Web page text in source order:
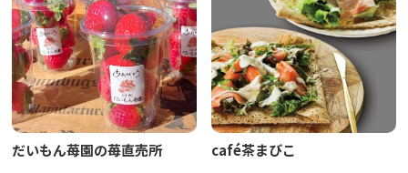
だいもん苺園の苺直売所 café茶まびこ